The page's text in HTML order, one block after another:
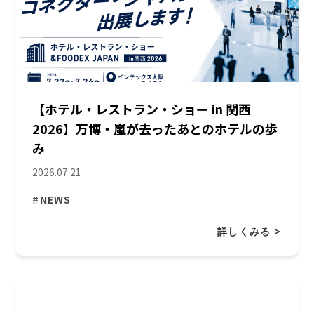
【ホテル・レストラン・ショー in 関西
2026】万博・嵐が去ったあとのホテルの歩
み
2026.07.21
#NEWS
詳しくみる >